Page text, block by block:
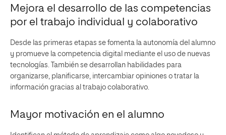
Mejora el desarrollo de las competencias
por el trabajo individual y colaborativo
Desde las primeras etapas se fomenta la autonomía del alumno
y promueve la competencia digital mediante el uso de nuevas
tecnologías. También se desarrollan habilidades para
organizarse, planificarse, intercambiar opiniones o tratar la
información gracias al trabajo colaborativo.
Mayor motivación en el alumno